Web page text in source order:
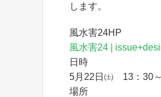
します。
風水害24HP
風水害24 |
日時
5月22日㈯ 13：30
場所